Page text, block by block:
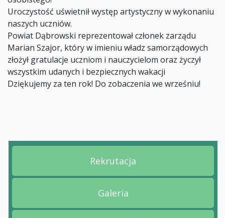
Uroczystość uświetnił występ artystyczny w wykonaniu
naszych uczniów.
Powiat Dąbrowski reprezentował członek zarządu
Marian Szajor, który w imieniu władz samorządowych
złożył gratulacje uczniom i nauczycielom oraz życzył
wszystkim udanych i bezpiecznych wakacji
Dziękujemy za ten rok! Do zobaczenia we wrześniu!
Przejdź na stronę
Rekrutacja
Przejdź na stronę Galeria
Galeria